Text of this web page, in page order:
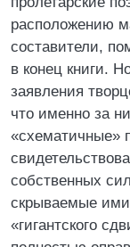
расположению
составители,
в конец книги.
заявления
что именно за
«схематичные»
собственных
скрываемые ими
«гигантского